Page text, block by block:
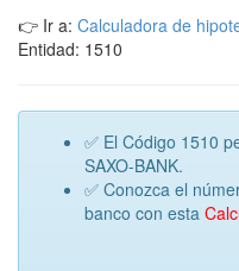
👉 Ir a: Calculadora de
Entidad: 1510
✅ El Código 1510
SAXO-BANK.
✅ Conozca el
banco con esta